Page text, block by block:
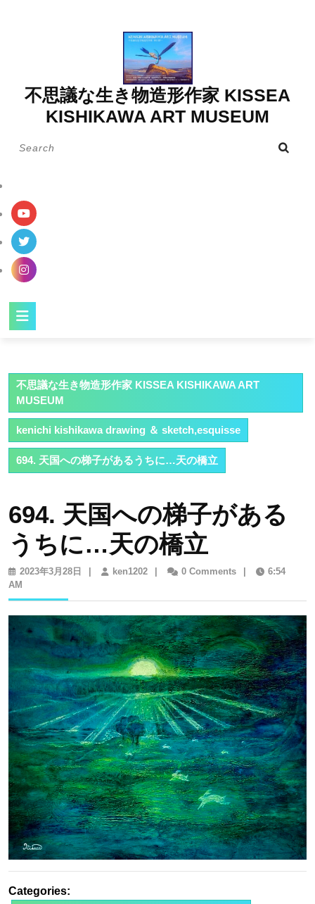
不思議な生き物造形作家 KISSEA
KISHIKAWA ART MUSEUM
不思議な生き物造形作家 KISSEA KISHIKAWA ART
MUSEUM
kenichi kishikawa drawing ＆ sketch,esquisse
694. 天国への梯子があるうちに…天の橋立
694. 天国への梯子がある
うちに…天の橋立
2023年3月28日
2023
28
日
ken1202ken12020 Comments
6:54
AM
Categories: